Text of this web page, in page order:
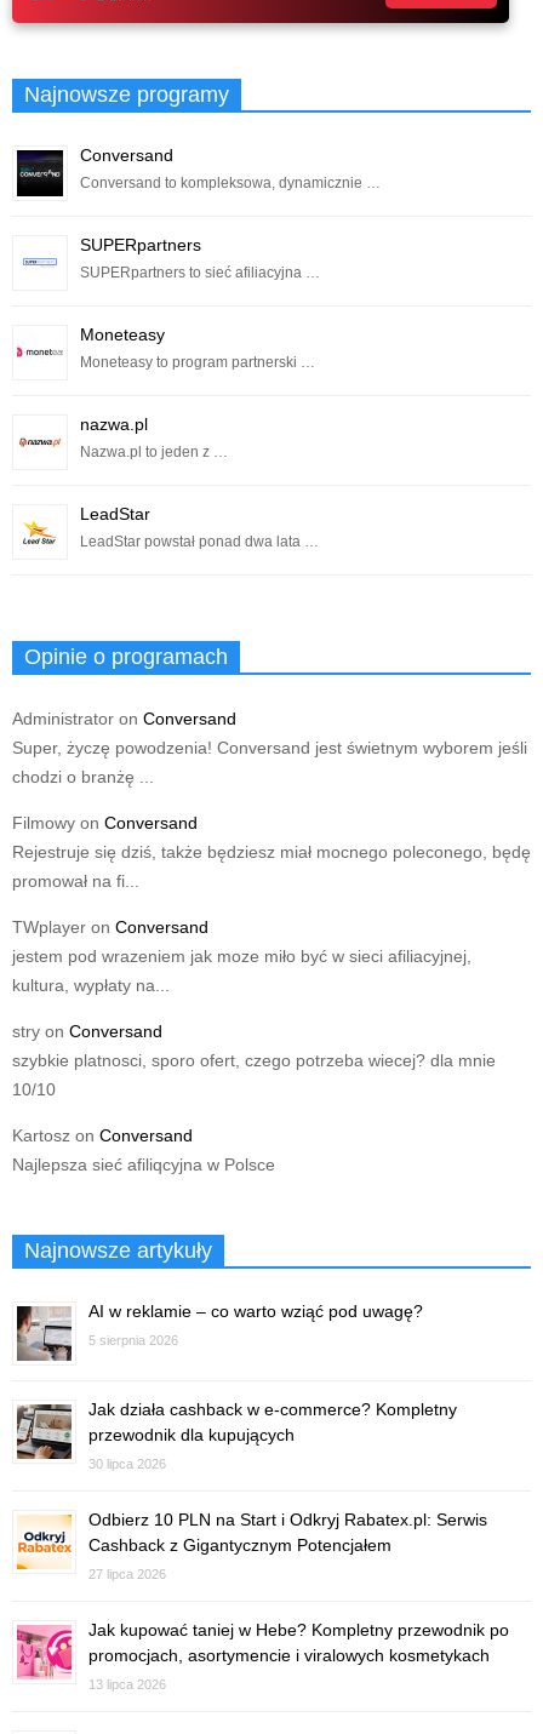
Najnowsze programy
Conversand
Conversand to kompleksowa, dynamicznie …
SUPERpartners
SUPERpartners to sieć afiliacyjna …
Moneteasy
Moneteasy to program partnerski …
nazwa.pl
Nazwa.pl to jeden z …
LeadStar
LeadStar powstał ponad dwa lata …
Opinie o programach
Administrator on Conversand
Super, życzę powodzenia! Conversand jest świetnym wyborem jeśli
chodzi o branżę ...
Filmowy on Conversand
Rejestruje się dziś, także będziesz miał mocnego poleconego, będę
promował na fi...
TWplayer on Conversand
jestem pod wrazeniem jak moze miło być w sieci afiliacyjnej,
kultura, wypłaty na...
stry on Conversand
szybkie platnosci, sporo ofert, czego potrzeba wiecej? dla mnie
10/10
Kartosz on Conversand
Najlepsza sieć afiliqcyjna w Polsce
Najnowsze artykuły
AI w reklamie – co warto wziąć pod uwagę?
5 sierpnia 2026
Jak działa cashback w e-commerce? Kompletny
przewodnik dla kupujących
30 lipca 2026
Odbierz 10 PLN na Start i Odkryj Rabatex.pl: Serwis
Cashback z Gigantycznym Potencjałem
27 lipca 2026
Jak kupować taniej w Hebe? Kompletny przewodnik po
promocjach, asortymencie i viralowych kosmetykach
13 lipca 2026